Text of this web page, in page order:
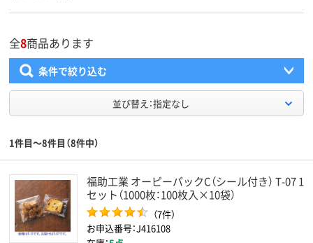
全8商品あります
条件で絞り込む
並び替え：指定なし
1件目～8件目（8件中）
福助工業 オーピーパックC（シール付き） T-07 1
セット（1000枚：100枚入×10袋）
（7件）
お申込番号：J416108